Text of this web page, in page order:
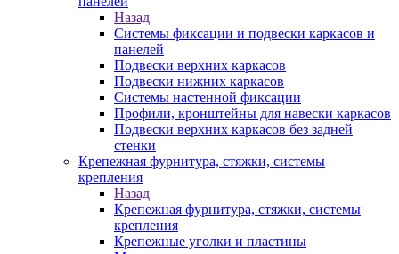
Назад
Системы фиксации и подвески каркасов и
панелей
Подвески верхних каркасов
Подвески нижних каркасов
Системы настенной фиксации
Профили, кронштейны для навески каркасов
Подвески верхних каркасов без задней
стенки
Крепежная фурнитура, стяжки, системы
крепления
Назад
Крепежная фурнитура, стяжки, системы
крепления
Крепежные уголки и пластины